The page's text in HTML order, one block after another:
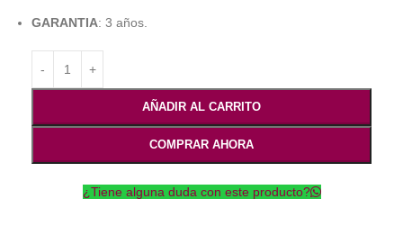
GARANTIA: 3 años.
AÑADIR AL CARRITO
COMPRAR AHORA
¿Tiene alguna duda con este producto?